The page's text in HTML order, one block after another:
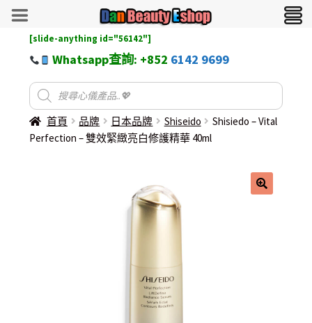
[slide-anything id="56142"]
Whatsapp查詢: +852 6142 9699
首頁 品牌 日本品牌 Shiseido
Shisiedo – Vital
Perfection – 雙效緊緻亮白修護精華 40ml